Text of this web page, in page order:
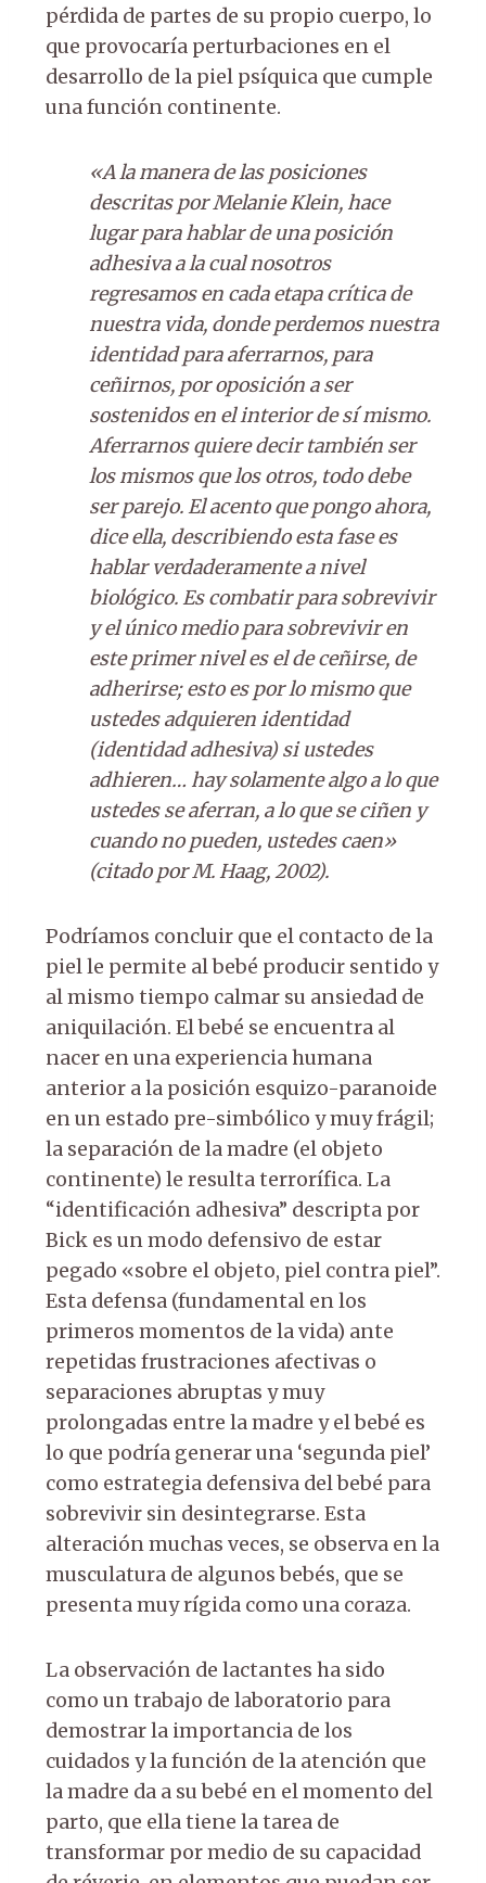
pérdida de partes de su propio cuerpo, lo
que provocaría perturbaciones en el
desarrollo de la piel psíquica que cumple
una función continente.
«A la manera de las posiciones
descritas por Melanie Klein, hace
lugar para hablar de una posición
adhesiva a la cual nosotros
regresamos en cada etapa crítica de
nuestra vida, donde perdemos nuestra
identidad para aferrarnos, para
ceñirnos, por oposición a ser
sostenidos en el interior de sí mismo.
Aferrarnos quiere decir también ser
los mismos que los otros, todo debe
ser parejo. El acento que pongo ahora,
dice ella, describiendo esta fase es
hablar verdaderamente a nivel
biológico. Es combatir para sobrevivir
y el único medio para sobrevivir en
este primer nivel es el de ceñirse, de
adherirse; esto es por lo mismo que
ustedes adquieren identidad
(identidad adhesiva) si ustedes
adhieren… hay solamente algo a lo que
ustedes se aferran, a lo que se ciñen y
cuando no pueden, ustedes caen»
(citado por M. Haag, 2002).
Podríamos concluir que el contacto de la
piel le permite al bebé producir sentido y
al mismo tiempo calmar su ansiedad de
aniquilación. El bebé se encuentra al
nacer en una experiencia humana
anterior a la posición esquizo-paranoide
en un estado pre-simbólico y muy frágil;
la separación de la madre (el objeto
continente) le resulta terrorífica. La
“identificación adhesiva” descripta por
Bick es un modo defensivo de estar
pegado «sobre el objeto, piel contra piel”.
Esta defensa (fundamental en los
primeros momentos de la vida) ante
repetidas frustraciones afectivas o
separaciones abruptas y muy
prolongadas entre la madre y el bebé es
lo que podría generar una ‘segunda piel’
como estrategia defensiva del bebé para
sobrevivir sin desintegrarse. Esta
alteración muchas veces, se observa en la
musculatura de algunos bebés, que se
presenta muy rígida como una coraza.
La observación de lactantes ha sido
como un trabajo de laboratorio para
demostrar la importancia de los
cuidados y la función de la atención que
la madre da a su bebé en el momento del
parto, que ella tiene la tarea de
transformar por medio de su capacidad